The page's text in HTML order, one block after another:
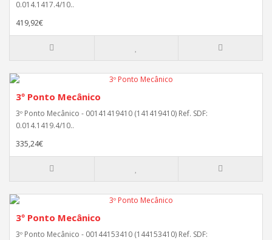
0.014.1417.4/10..
419,92€
3º Ponto Mecânico
3º Ponto Mecânico - 00141419410 (141419410) Ref. SDF:
0.014.1419.4/10..
335,24€
3º Ponto Mecânico
3º Ponto Mecânico - 00144153410 (144153410) Ref. SDF: